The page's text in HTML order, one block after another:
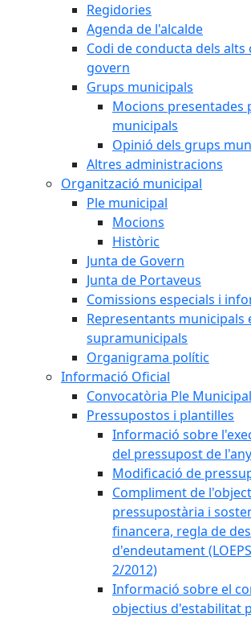
Regidories
Agenda de l'alcalde
Codi de conducta dels alts
govern
Grups municipals
Mocions presentades
municipals
Opinió dels grups
Altres administracions
Organització municipal
Ple municipal
Mocions
Històric
Junta de Govern
Junta de Portaveus
Comissions especials i
Representants municipals
supramunicipals
Organigrama polític
Informació Oficial
Convocatòria Ple Municipal
Pressupostos i plantilles
Informació sobre
del pressupost de
Modificació de
Compliment de
pressupostària i
financera, regla de
d'endeutament
2/2012)
Informació sobre el
objectius d'estabilitat